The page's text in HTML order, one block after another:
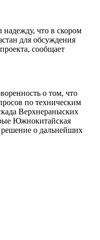
что в скором
для обсуждения
сообщает
о том, что
по техническим
Верхнераныских
Южнокитайская
решение о дальнейших